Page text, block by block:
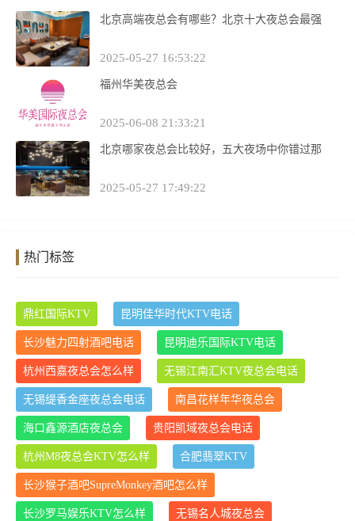
北京高端夜总会有哪些？北京十大夜总会最强
2025-05-27 16:53:22
福州华美夜总会
2025-06-08 21:33:21
北京哪家夜总会比较好，五大夜场中你错过那
2025-05-27 17:49:22
热门标签
鼎红国际KTV 昆明佳华时代KTV电话
长沙魅力四射酒吧电话 昆明迪乐国际KTV电话
杭州西嘉夜总会怎么样 无锡江南汇KTV夜总会电话
无锡缇香金座夜总会电话 南昌花样年华夜总会
海口鑫源酒店夜总会 贵阳凯域夜总会电话
杭州M8夜总会KTV怎么样 合肥翡翠KTV
长沙猴子酒吧SupreMonkey酒吧怎么样
长沙罗马娱乐KTV怎么样 无锡名人城夜总会